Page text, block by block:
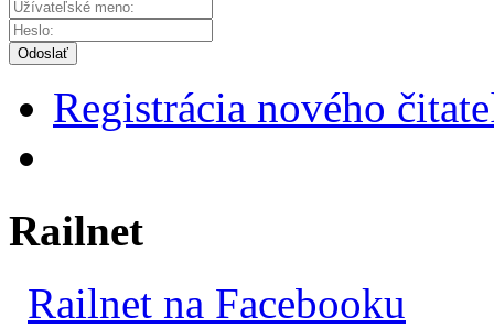
Odoslať
Registrácia nového
Railnet
Railnet na Facebooku